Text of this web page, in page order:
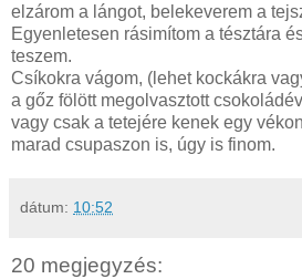
elzárom a lángot, belekeverem a
Egyenletesen rásimítom a tésztára
teszem.
Csíkokra vágom, (lehet kockákra
a gőz fölött megolvasztott
vagy csak a tetejére kenek egy
marad csupaszon is, úgy is finom.
dátum: 10:52
20 megjegyzés: